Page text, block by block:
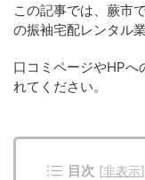
この記事では、蕨市
の振袖宅配レンタル
口コミページやHPへ
れてください。
目次 [非表示]